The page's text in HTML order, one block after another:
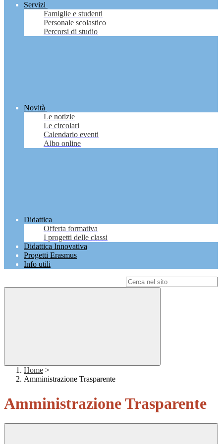
Servizi
Famiglie e studenti
Personale scolastico
Percorsi di studio
Novità
Le notizie
Le circolari
Calendario eventi
Albo online
Didattica
Offerta formativa
I progetti delle classi
Didattica Innovativa
Progetti Erasmus
Info utili
Home >
Amministrazione Trasparente
Amministrazione Trasparente